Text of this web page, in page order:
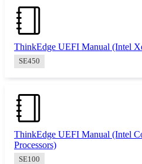
ThinkEdge UEFI Manual (Intel
SE450
ThinkEdge UEFI Manual (Intel
Processors)
SE100